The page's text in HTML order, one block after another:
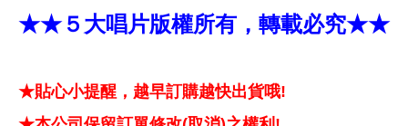
★★５大唱片版權所有，轉載必究★★
★貼心小提醒，越早訂購越快出貨哦!